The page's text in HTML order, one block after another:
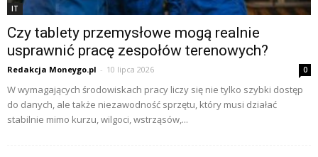
IT
Czy tablety przemysłowe mogą realnie
usprawnić pracę zespołów terenowych?
Redakcja Moneygo.pl - 10 lipca 2026 0
W wymagających środowiskach pracy liczy się nie tylko szybki dostęp
do danych, ale także niezawodność sprzętu, który musi działać
stabilnie mimo kurzu, wilgoci, wstrząsów,...